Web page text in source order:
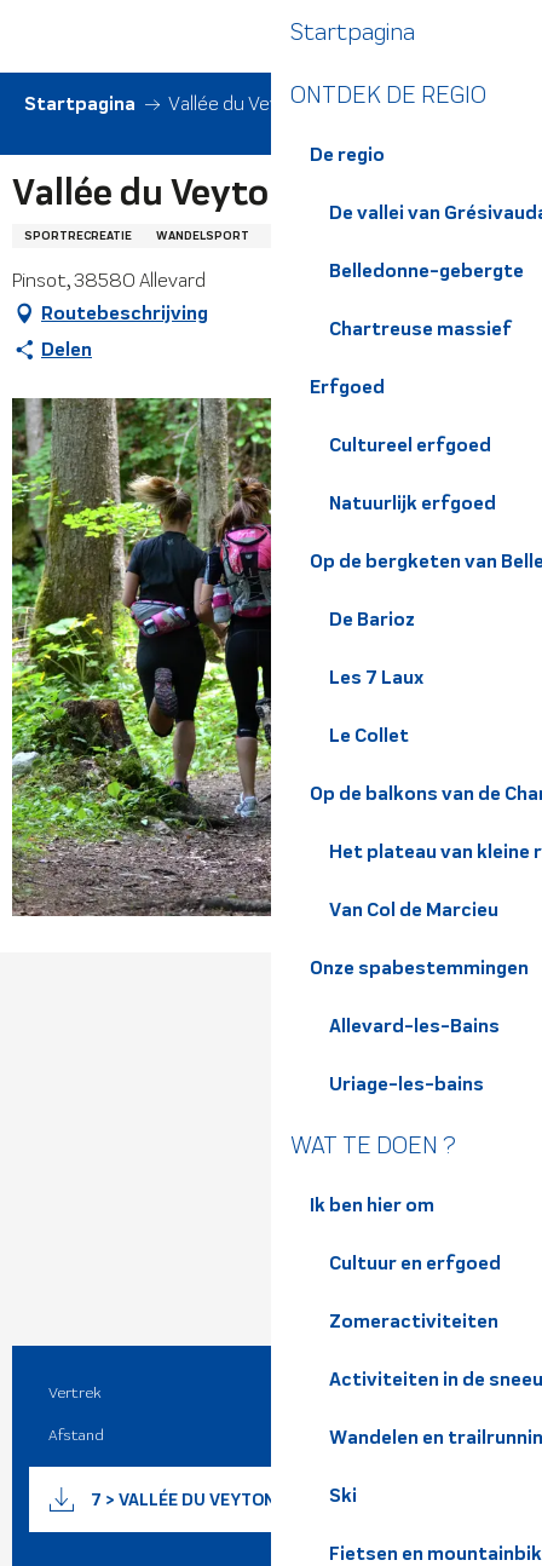
contenu
principal
Startpagina
ONTDEK DE REGIO
De regio
De vallei van
Belledonne-gebergte
Chartreuse massief
Erfgoed
Cultureel erfgoed
Natuurlijk erfgoed
Op de bergketen van
De Barioz
Les 7 Laux
Le Collet
Op de balkons van de
Het plateau van kleine
Van Col de Marcieu
Onze spabestemmingen
Allevard-les-Bains
Uriage-les-bains
WAT TE DOEN ?
Ik ben hier om
Cultuur en erfgoed
Zomeractiviteiten
Activiteiten in de
Wandelen en
Ski
Fietsen en
Startpagina Vallée du Veyton
Vallée du Veyton
SPORTRECREATIE WANDELSPORT
Pinsot, 38580 Allevard
Routebeschrijving
Delen
Praktische informatie
Vertrek
Afstand 23.3 km
Documentatie
7 > VALLÉE DU VEYTON - 23KM